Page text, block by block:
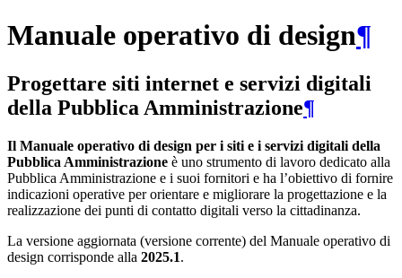
Manuale operativo di design¶
Progettare siti internet e servizi digitali
della Pubblica Amministrazione¶
Il Manuale operativo di design per i siti e i servizi digitali della
Pubblica Amministrazione è uno strumento di lavoro dedicato alla
Pubblica Amministrazione e i suoi fornitori e ha l’obiettivo di fornire
indicazioni operative per orientare e migliorare la progettazione e la
realizzazione dei punti di contatto digitali verso la cittadinanza.
La versione aggiornata (versione corrente) del Manuale operativo di
design corrisponde alla 2025.1.